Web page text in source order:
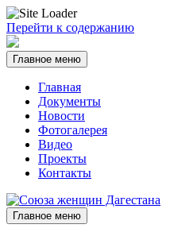
Перейти к содержанию
Главное меню
Главная
Документы
Новости
Фотогалерея
Видео
Проекты
Контакты
Главное меню